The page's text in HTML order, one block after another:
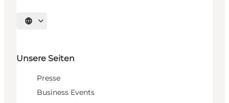
Sprache auswählen
Unsere Seiten
Presse
Business Events